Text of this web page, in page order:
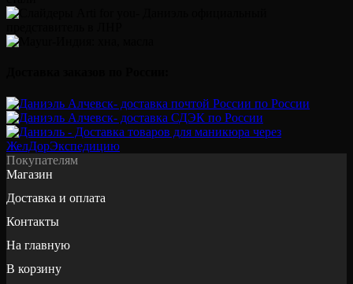
Покупателям
Магазин
Доставка и оплата
Контакты
На главную
В корзину